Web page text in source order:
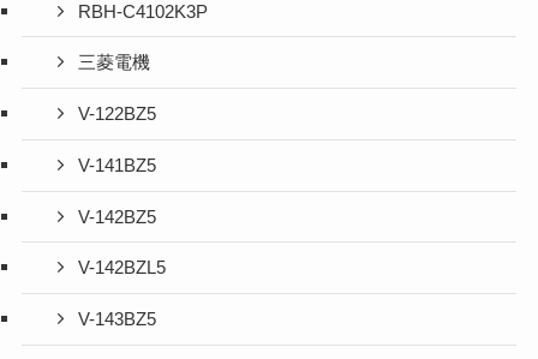
RBH-C4102K3P
三菱電機
V-122BZ5
V-141BZ5
V-142BZ5
V-142BZL5
V-143BZ5